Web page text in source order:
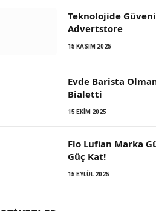
Teknolojide
Advertstore
15 KASIM 2025
Evde Barista
Bialetti
15 EKIM 2025
Flo Lufian Marka
Güç Kat!
15 EYLÜL 2025